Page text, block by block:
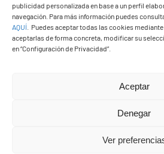
publicidad personalizada en base a un perfil
navegación. Para más información puedes
AQUÍ
Puedes aceptar todas las cookies mediante
aceptarlas de forma concreta, modificar su
en “Configuración de Privacidad”.
Aceptar
Denegar
Ver
Tel:928 83 62 20
© Copyright2026 Ayuntamiento